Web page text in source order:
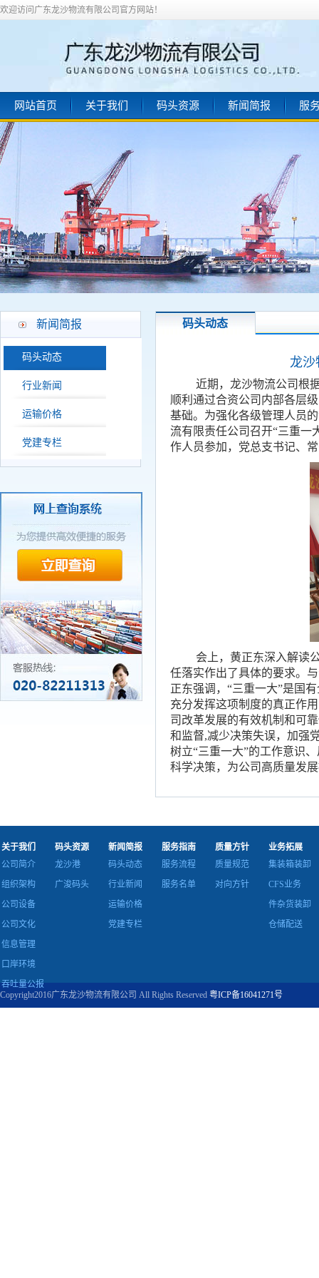
欢迎访问广东龙沙物流有限公司官方网站！
网站首页 关于我们 码头资源 新闻简报 服
新闻简报
码头动态
行业新闻
运输价格
党建专栏
码头动态
龙沙
近期，龙沙物流公司根
顺利通过合资公司内部各层
基础。为强化各级管理人员
流有限责任公司召开“三重一
作人员参加，党总支书记、
会上，黄正东深入解读
任落实作出了具体的要求。
正东强调 ， “三重一大”是国
充分发挥这项制度的真正作
司 改革发展的有效机制和可
和监督,减少决策失误，加强
树立“三重一大”的工作意识
科学决策，为公司高质量发
关于我们
公司简介
组织架构
公司设备
公司文化
信息管理
口岸环境
吞吐量公报
码头资源
龙沙港
广浚码头
新闻简报
码头动态
行业新闻
运输价格
党建专栏
服务指南
服务流程
服务名单
质量方针
质量规范
对向方针
业务拓展
集装箱装卸
CFS业务
件杂货装卸
仓储配送
Copyright2016广东龙沙物流有限公司 All Rights Reserved 粤ICP备16041271号